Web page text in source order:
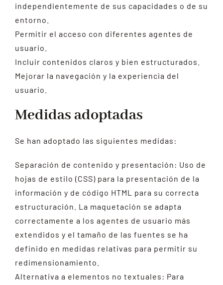
independientemente de sus capacidades o de su
entorno.
Permitir el acceso con diferentes agentes de
usuario.
Incluir contenidos claros y bien estructurados.
Mejorar la navegación y la experiencia del
usuario.
Medidas adoptadas
Se han adoptado las siguientes medidas:
Separación de contenido y presentación: Uso de
hojas de estilo (CSS) para la presentación de la
información y de código HTML para su correcta
estructuración. La maquetación se adapta
correctamente a los agentes de usuario más
extendidos y el tamaño de las fuentes se ha
definido en medidas relativas para permitir su
redimensionamiento.
Alternativa a elementos no textuales: Para